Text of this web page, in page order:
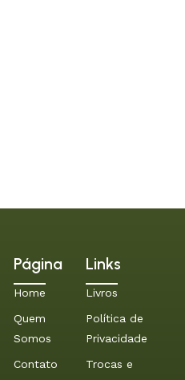
Página
Home
Quem
Somos
Contato
Links
Livros
Política de
Privacidade
Trocas e